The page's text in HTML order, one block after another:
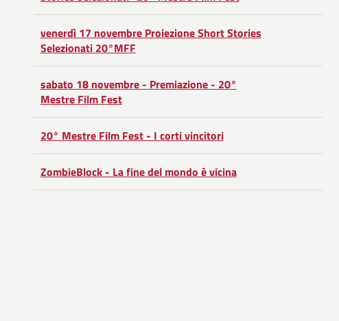
Facebook
su
Twitter
Condividi
su
Google
Plus
venerdì 17 novembre Proiezione Short Stories
Selezionati 20°MFF
sabato 18 novembre - Premiazione - 20°
Mestre Film Fest
20° Mestre Film Fest - I corti vincitori
ZombieBlock - La fine del mondo è vicina